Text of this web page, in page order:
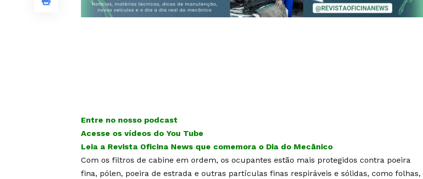
Entre no nosso podcast
Acesse os vídeos do You Tube
Leia a Revista Oficina News que comemora o Dia do Mecânico
Com os filtros de cabine em ordem, os ocupantes estão mais protegidos contra poeira
fina, pólen, poeira de estrada e outras partículas finas respiráveis e sólidas, como folhas,